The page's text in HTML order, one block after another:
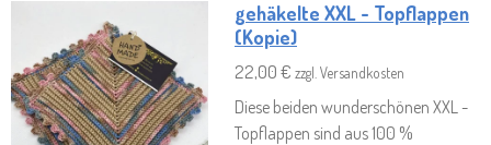
gehäkelte XXL - Topflappen
(Kopie)
22,00 € zzgl. Versandkosten
Diese beiden wunderschönen XXL -
Topflappen sind aus 100 %